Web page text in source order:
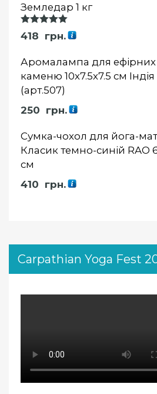
Земледар 1 кг
Оцінка
5.00із 5
418 грн.
Аромалампа для ефірних
каменю 10х7.5х7.5 см Індія
(арт.507)
250 грн.
Сумка-чохол для йога-
Класик темно-синій RAO
см
410 грн.
Carpathian Yoga Fest